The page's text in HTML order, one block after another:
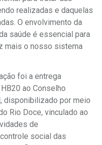
realizadas e daquelas
O envolvimento da
saúde é essencial para
mais o nosso sistema
foi a entrega
ao Conselho
disponibilizado por meio
Rio Doce, vinculado ao
de
social das